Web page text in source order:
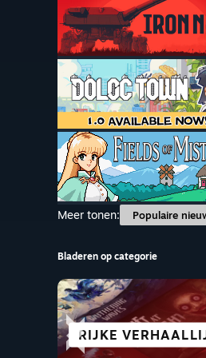
Meer tonen:
Populaire
Bladeren op categorie
RIJKESIMULATIE
CO-OP
PUZZEL